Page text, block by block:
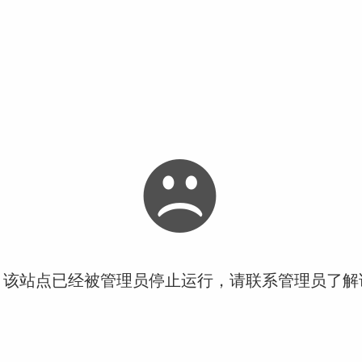
站点已经被管理员停止运行，请联系管理员了